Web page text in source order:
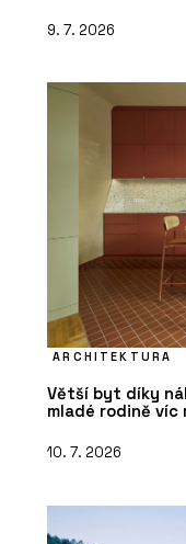
9. 7. 2026
ARCHITEKTURA
Větší byt díky
mladé rodině víc
10. 7. 2026